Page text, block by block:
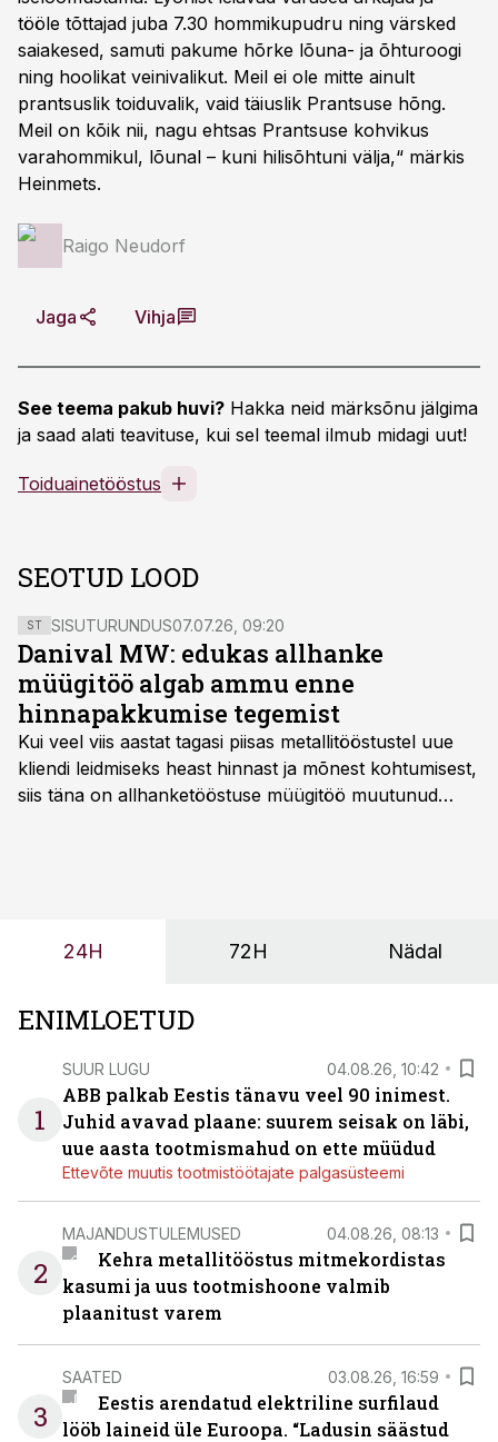
tööle tõttajad juba 7.30 hommikupudru ning värsked
saiakesed, samuti pakume hõrke lõuna- ja õhturoogi
ning hoolikat veinivalikut. Meil ei ole mitte ainult
prantsuslik toiduvalik, vaid täiuslik Prantsuse hõng.
Meil on kõik nii, nagu ehtsas Prantsuse kohvikus
varahommikul, lõunal – kuni hilisõhtuni välja,“ märkis
Heinmets.
Raigo Neudorf
Jaga Vihja
See teema pakub huvi? Hakka neid märksõnu jälgima
ja saad alati teavituse, kui sel teemal ilmub midagi uut!
Toiduainetööstus
SEOTUD LOOD
ST SISUTURUNDUS07.07.26, 09:20
Danival MW: edukas allhanke
müügitöö algab ammu enne
hinnapakkumise tegemist
Kui veel viis aastat tagasi piisas metallitööstustel uue
kliendi leidmiseks heast hinnast ja mõnest kohtumisest,
siis täna on allhanketööstuse müügitöö muutunud
24H 72H Nädal
ENIMLOETUD
1
SUUR LUGU 04.08.26, 10:42
ABB palkab Eestis tänavu veel 90 inimest.
Juhid avavad plaane: suurem seisak on läbi,
uue aasta tootmismahud on ette müüdud
Ettevõte muutis tootmistöötajate palgasüsteemi
2
MAJANDUSTULEMUSED 04.08.26, 08:13
Kehra metallitööstus mitmekordistas
kasumi ja uus tootmishoone valmib
plaanitust varem
3
SAATED 03.08.26, 16:59
Eestis arendatud elektriline surfilaud
lööb laineid üle Euroopa. “Ladusin säästud